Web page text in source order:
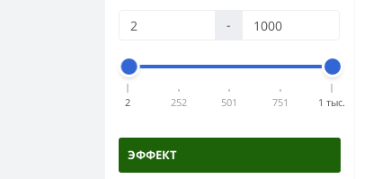
-
2 252 501 751 1 тыс.
ЭФФЕКТ